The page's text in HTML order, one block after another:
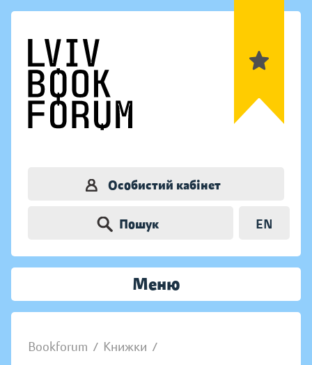
Особистий кабінет
Пошук EN
Меню
Bookforum / Книжки /